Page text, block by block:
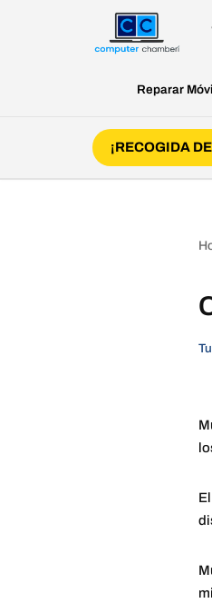
Reparar
¡RECOGIDA